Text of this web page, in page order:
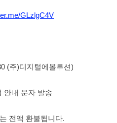
GLzlgC4V
(주)디지털에볼루션)
안내 문자 발송
전액 환불됩니다.